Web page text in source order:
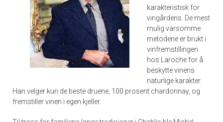
karakteristisk for
vingårdens. De mest
mulig varsomme
metodene er brukt i
vinfremstillingen
hos Laroche for å
beskytte vinens
naturlige karakter.
Han velger kun de beste druene, 100 prosent chardonnay, og
fremstiller vinen i egen kjeller.